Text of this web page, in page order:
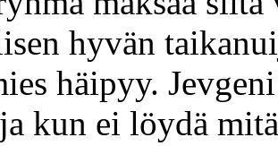
hyvän
häipyy.
kun ei löydä